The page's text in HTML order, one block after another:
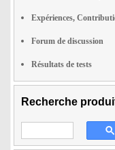
Expériences,
Forum de discussion
Résultats de tests
Recherche